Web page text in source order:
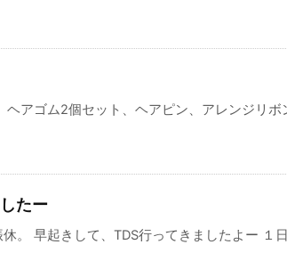
ヘアゴム2個セット、ヘアピン、アレンジリボ
たー
。 早起きして、TDS行ってきましたよー １